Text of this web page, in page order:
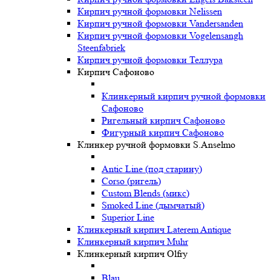
Кирпич ручной формовки Nelissen
Кирпич ручной формовки Vandersanden
Кирпич ручной формовки Vogelensangh
Steenfabriek
Кирпич ручной формовки Теллура
Кирпич Сафоново
Клинкерный кирпич ручной формовки
Сафоново
Ригельный кирпич Сафоново
Фигурный кирпич Сафоново
Клинкер ручной формовки S.Anselmo
Antic Line (под старину)
Corso (ригель)
Custom Blends (микс)
Smoked Line (дымчатый)
Superior Line
Клинкерный кирпич Laterem Antique
Клинкерный кирпич Muhr
Клинкерный кирпич Olfry